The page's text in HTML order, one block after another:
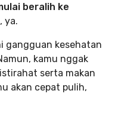
beralih ke
, ya.
gangguan kesehatan
kamu nggak
serta makan
akan cepat pulih,